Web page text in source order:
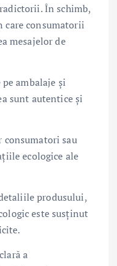
În schimb,
care consumatorii
mesajelor de
ambalaje și
sunt autentice și
consumatori sau
ecologice ale
produsului,
este susținut
a